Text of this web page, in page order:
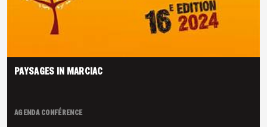
PAYSAGES IN MARCIAC
AGENDACONFÉRENCE